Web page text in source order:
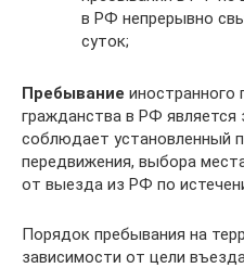
в РФ непрерывно
суток;
Пребывание иностранного
гражданства в РФ является
соблюдает установленный
передвижения, выбора
от выезда из РФ по
Порядок пребывания на
зависимости от цели